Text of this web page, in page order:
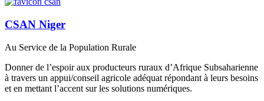
:
.
5
0
CSAN Niger
Au Service de la Population Rurale
Donner de l’espoir aux producteurs ruraux d’Afrique Subsaharienne
à travers un appui/conseil agricole adéquat répondant à leurs besoins
et en mettant l’accent sur les solutions numériques.